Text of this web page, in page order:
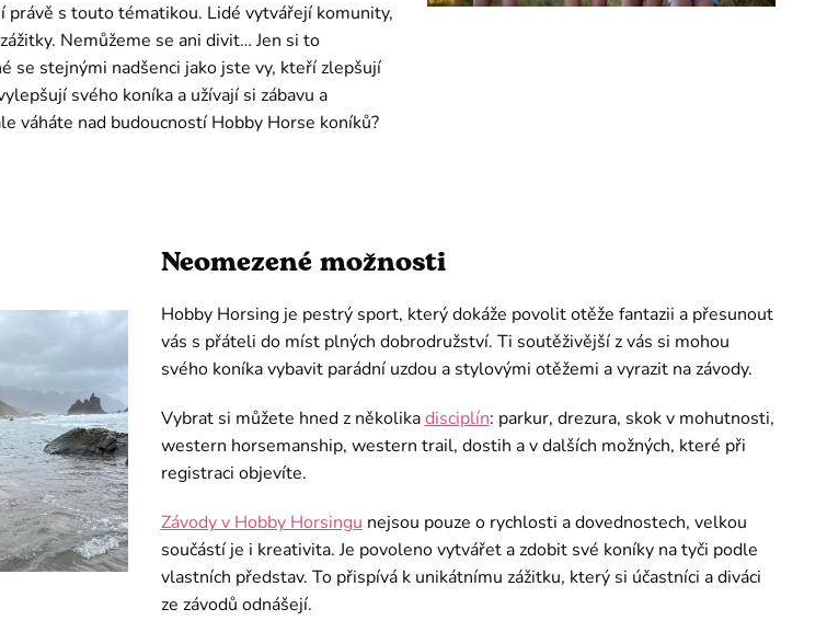
právě s touto tématikou. Lidé vytvářejí komunity,
Nemůžeme se ani divit… Jen si to
se stejnými nadšenci jako jste vy, kteří zlepšují
svého koníka a užívají si zábavu a
váháte nad budoucností Hobby Horse koníků?
Neomezené možnosti
Hobby Horsing je pestrý sport, který dokáže povolit otěže fantazii a přesunout
vás s přáteli do míst plných dobrodružství. Ti soutěživější z vás si mohou
svého koníka vybavit parádní uzdou a stylovými otěžemi a vyrazit na závody.
Vybrat si můžete hned z několikadisciplín: parkur, drezura, skok v mohutnosti,
western horsemanship, western trail, dostih a v dalších možných, které při
registraci objevíte.
Závody v Hobby Horsingu nejsou pouze o rychlosti a dovednostech, velkou
součástí je i kreativita. Je povoleno vytvářet a zdobit své koníky na tyči podle
vlastních představ. To přispívá k unikátnímu zážitku, který si účastníci a diváci
ze závodů odnášejí.